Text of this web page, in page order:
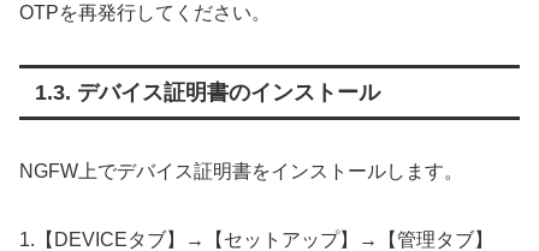
OTPを再発行してください。
デバイス証明書のインストール
NGFW上でデバイス証明書をインストールします。
1.【DEVICEタブ】→【セットアップ】→【管理タブ】